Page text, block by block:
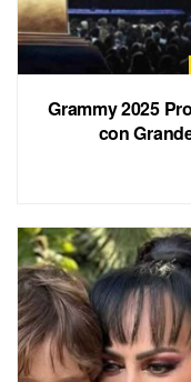
Grammy 2025
con